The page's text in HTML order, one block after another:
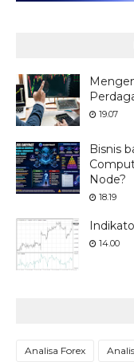
19.07
Bisnis
Node?
18.19
14.00
Analisa Forex